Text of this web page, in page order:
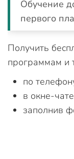
Обучение
первого
Получить
программам и
по
в окне-
заполнив